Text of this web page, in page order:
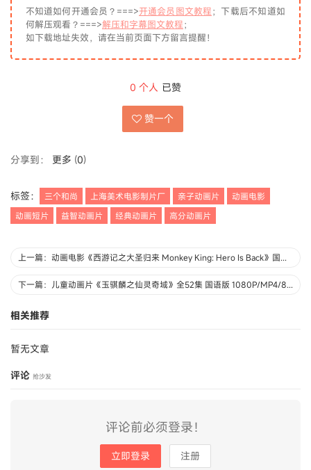
不知道如何开通会员？===>开通会员图文教程；下载后不知道如
何解压观看？===>解压和字幕图文教程；
如下载地址失效，请在当前页面下方留言提醒！
0 个人 已赞
赞一个
分享到： 更多 (0)
标签： 三个和尚 上海美术电影制片厂 亲子动画片
动画电影
动画短片
益智动画片 经典动画片 高分动画片
上一篇：动画电影《西游记之大圣归来 Monkey King: Hero Is Back》国语中字 1080P/MP4/1.81G 动画片西游记之大圣归来下载
下一篇：儿童动画片《玉骐麟之仙灵奇域》全52集 国语版 1080P/MP4/8.03G 动画片玉骐麟之仙灵奇域下载
相关推荐
暂无文章
评论 抢沙发
评论前必须登录！
立即登录 注册